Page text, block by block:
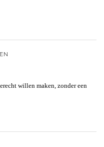
willen maken, zonder een